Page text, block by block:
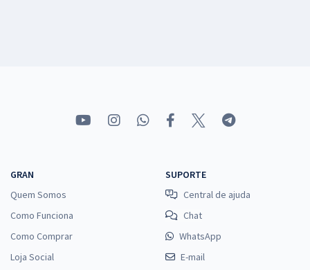
GRAN
Quem Somos
Como Funciona
Como Comprar
Loja Social
SUPORTE
Central de ajuda
Chat
WhatsApp
E-mail